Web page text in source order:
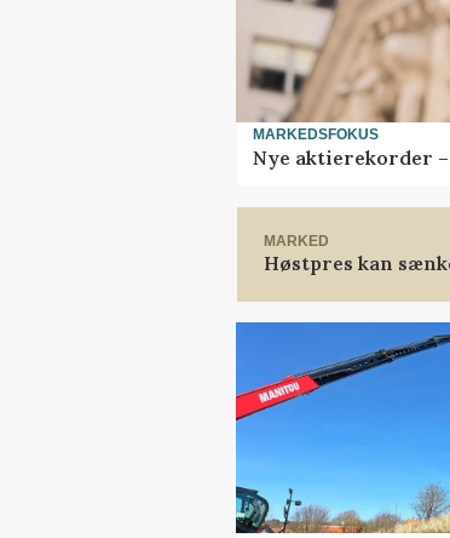
MARKEDSFOKUS
Nye aktierekorder
MARKED
Høstpres kan